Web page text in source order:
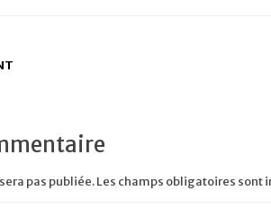
pas publiée.Les champs obligatoires sont